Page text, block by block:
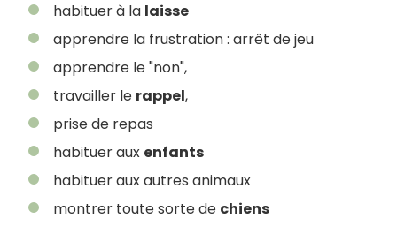
habituer à la laisse
apprendre la frustration : arrêt de jeu
apprendre le "non",
travailler le rappel,
prise de repas
habituer aux enfants
habituer aux autres animaux
montrer toute sorte de chiens